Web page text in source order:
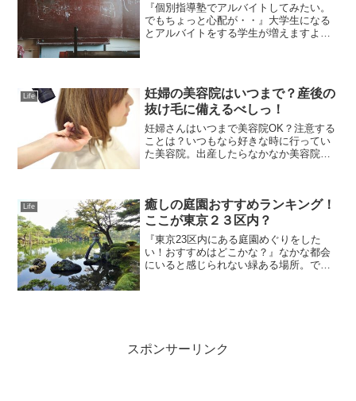
『個別指導塾でアルバイトしてみたい。
でもちょっと心配が・・』大学生になる
とアルバイトをする学生が増えますよね
アルバイトを経験しまし...
Life
妊婦の美容院はいつまで？産後の
抜け毛に備えるべしっ！
妊婦さんはいつまで美容院OK？注意する
ことは？いつもなら好きな時に行ってい
た美容院。出産したらなかなか美容院な
ングで、出産へモチベ...
Life
癒しの庭園おすすめランキング！
ここが東京２３区内？
『東京23区内にある庭園めぐりをした
い！おすすめはどこかな？』なかな都会
にいると感じられない緑ある場所。です
スポンサーリンク